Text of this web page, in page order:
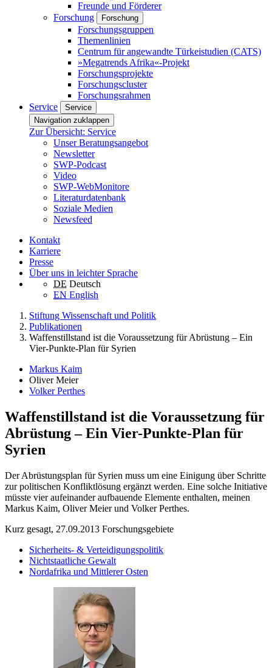
Freunde und Förderer
Forschung
Forschung
Forschungsgruppen
Themenlinien
Centrum für angewandte Türkeistudien (CATS)
»Megatrends Afrika«-Projekt
Forschungsprojekte
Forschungscluster
Forschungsrahmen
Service
Service
Navigation zuklappen
Zur Übersicht: Service
Unser Beratungsangebot
Newsletter
SWP-Podcast
Video
SWP-WebMonitore
Literaturdatenbank
Soziale Medien
Newsfeed
Kontakt
Karriere
Presse
Über uns in leichter Sprache
DE Deutsch
EN English
Stiftung Wissenschaft und Politik
Publikationen
Waffenstillstand ist die Voraussetzung für Abrüstung – Ein
Vier-Punkte-Plan für Syrien
Markus Kaim
Oliver Meier
Volker Perthes
Waffenstillstand ist die Voraussetzung für
Abrüstung – Ein Vier-Punkte-Plan für
Syrien
Der Abrüstungsplan für Syrien muss um eine Einigung über Schritte
zur politischen Konfliktlösung ergänzt werden. Eine solche Initiative
müsste vier aufeinander aufbauende Elemente enthalten, meinen
Markus Kaim, Oliver Meier und Volker Perthes.
Kurz gesagt, 27.09.2013 Forschungsgebiete
Sicherheits- & Verteidigungspolitik
Nichtstaatliche Gewalt
Nordafrika und Mittlerer Osten